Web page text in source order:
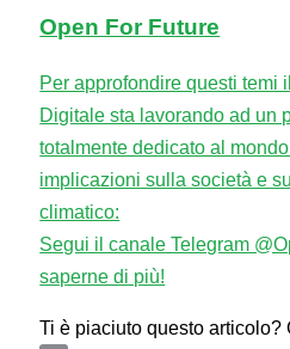
Open For Future
Per approfondire questi temi
Digitale sta lavorando ad un
totalmente dedicato al
implicazioni sulla società e
climatico:
Segui il canale Telegram
saperne di più!
Ti è piaciuto questo articolo?